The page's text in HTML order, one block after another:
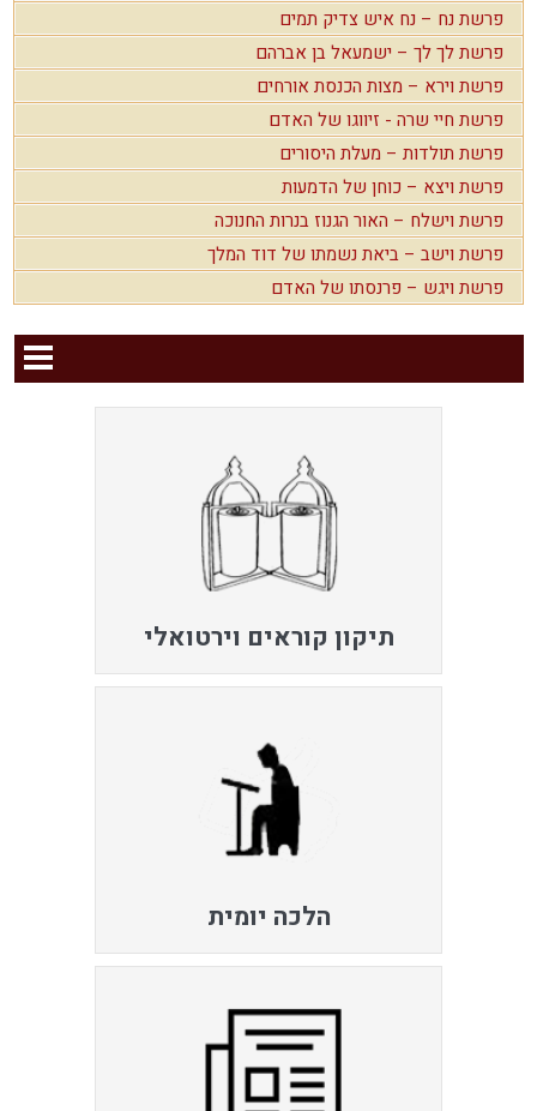
פרשת נח – נח איש צדיק תמים
פרשת לך לך – ישמעאל בן אברהם
פרשת וירא – מצות הכנסת אורחים
פרשת חיי שרה - זיווגו של האדם
פרשת תולדות – מעלת היסורים
פרשת ויצא – כוחן של הדמעות
פרשת וישלח – האור הגנוז בנרות החנוכה
פרשת וישב – ביאת נשמתו של דוד המלך
פרשת ויגש – פרנסתו של האדם
תיקון קוראים וירטואלי
הלכה יומית